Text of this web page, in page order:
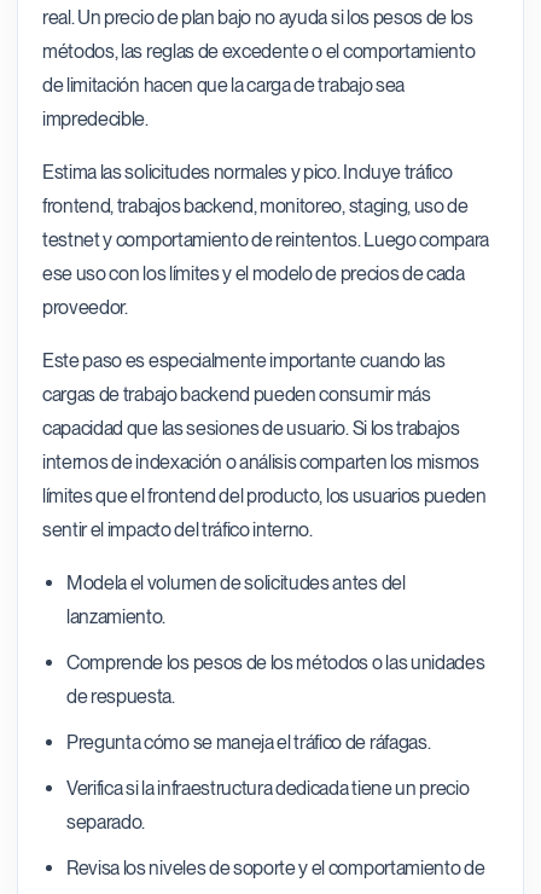
real. Un precio de plan bajo no ayuda si los pesos de los
métodos, las reglas de excedente o el comportamiento
de limitación hacen que la carga de trabajo sea
impredecible.
Estima las solicitudes normales y pico. Incluye tráfico
frontend, trabajos backend, monitoreo, staging, uso de
testnet y comportamiento de reintentos. Luego compara
ese uso con los límites y el modelo de precios de cada
proveedor.
Este paso es especialmente importante cuando las
cargas de trabajo backend pueden consumir más
capacidad que las sesiones de usuario. Si los trabajos
internos de indexación o análisis comparten los mismos
límites que el frontend del producto, los usuarios pueden
sentir el impacto del tráfico interno.
Modela el volumen de solicitudes antes del
lanzamiento.
Comprende los pesos de los métodos o las unidades
de respuesta.
Pregunta cómo se maneja el tráfico de ráfagas.
Verifica si la infraestructura dedicada tiene un precio
separado.
Revisa los niveles de soporte y el comportamiento de